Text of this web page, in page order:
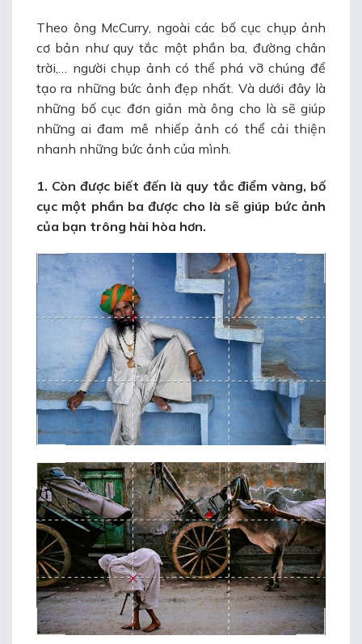
Theo ông McCurry, ngoài các bố cục chụp ảnh
cơ bản như quy tắc một phần ba, đường chân
trời,… người chụp ảnh có thể phá vỡ chúng để
tạo ra những bức ảnh đẹp nhất. Và dưới đây là
những bố cục đơn giản mà ông cho là sẽ giúp
những ai đam mê nhiếp ảnh có thể cải thiện
nhanh những bức ảnh của mình.
1. Còn được biết đến là quy tắc điểm vàng, bố
cục một phần ba được cho là sẽ giúp bức ảnh
của bạn trông hài hòa hơn.